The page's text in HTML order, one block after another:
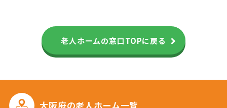
老人ホームの窓口TOPに戻る
大阪府の老人ホーム一覧